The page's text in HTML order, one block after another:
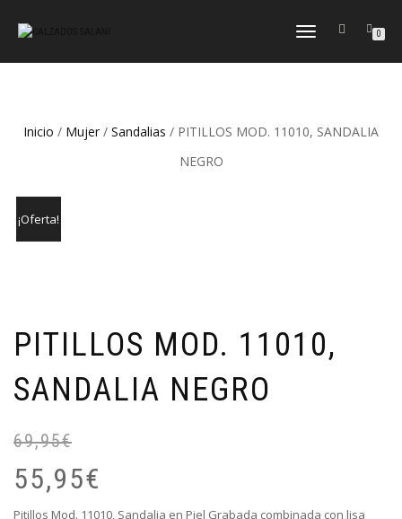
CAMBIAR
0
Inicio / Mujer / Sandalias / PITILLOS MOD. 11010, SANDALIA
NEGRO
¡Oferta!
PITILLOS MOD. 11010,
SANDALIA NEGRO
69,95€
55,95€
Pitillos Mod. 11010, Sandalia en Piel Grabada combinada con lisa